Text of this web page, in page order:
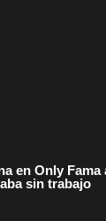
en Only
sin trabajo